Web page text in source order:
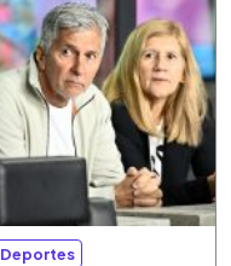
Deportes